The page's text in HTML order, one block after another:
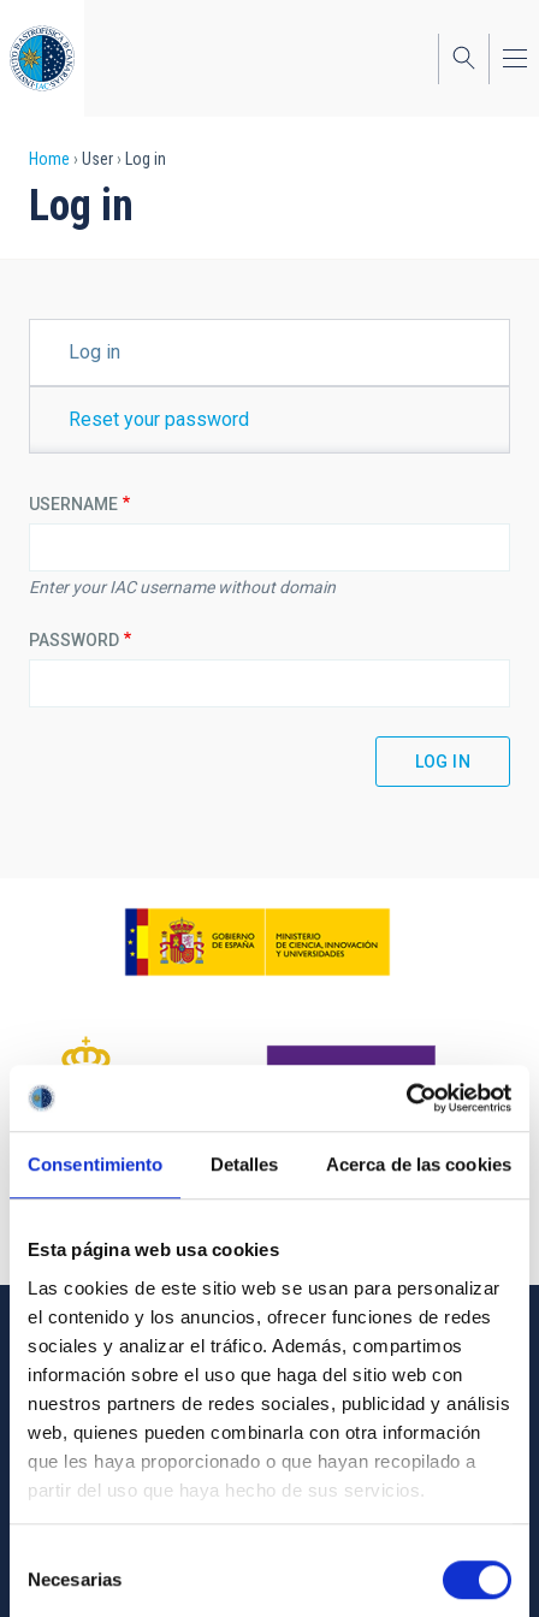
Consentimiento Detalles Acerca de las cookies
Esta página web usa cookies
Las cookies de este sitio web se usan para personalizar
el contenido y los anuncios, ofrecer funciones de redes
sociales y analizar el tráfico. Además, compartimos
información sobre el uso que haga del sitio web con
nuestros partners de redes sociales, publicidad y análisis
web, quienes pueden combinarla con otra información
que les haya proporcionado o que hayan recopilado a
partir del uso que haya hecho de sus servicios.
Necesarias
to
main
content
Breadcrumb
Home User Log in
Log in
TABSLog in
Reset your password
USERNAME
Enter your IAC username without domain
PASSWORD
GENERAL INFORMATION
Contact
How to get to the IAC
List of personnel
Library
General register